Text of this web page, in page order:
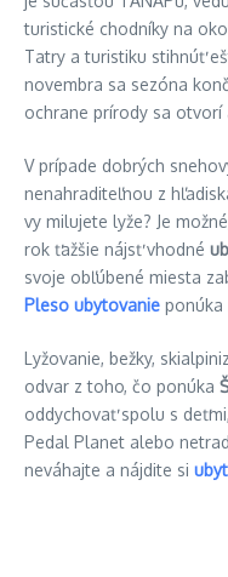
turistické chodníky na
Tatry a turistiku stihnúť
novembra sa sezóna
ochrane prírody sa otvorí
V prípade dobrých
nenahraditeľnou z
vy milujete lyže? Je
rok ťažšie nájsť vhodné
svoje obľúbené miesta
Pleso ubytovanie ponúka
Lyžovanie, bežky,
odvar z toho, čo ponúka
oddychovať spolu s
Pedal Planet alebo
neváhajte a nájdite si